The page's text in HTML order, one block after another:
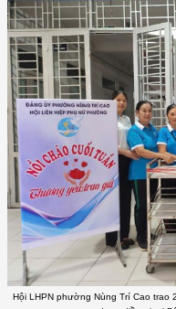
Hội LHPN phường Nùng Trí Cao trao